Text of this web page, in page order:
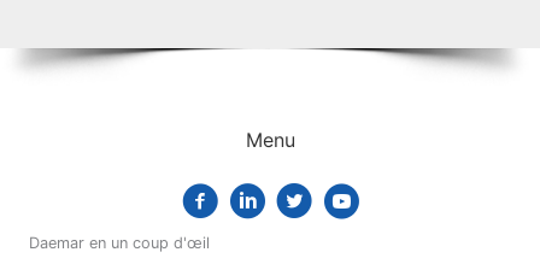
Menu
Daemar en un coup d'œil